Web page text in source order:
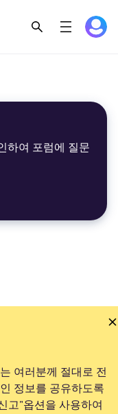
하여 포럼에 질문
여러분께 절대로 전
정보를 공유하도록
고"옵션을 사용하여